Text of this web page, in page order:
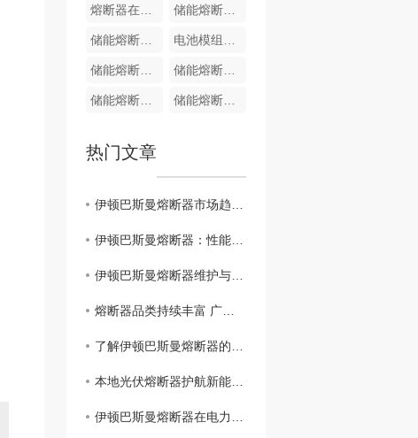
熔断器在储能系统(ESS)中的应用 储能熔断器-高电压直流 PV15MX0A21F PV15M-xxx
储能熔断器-高电压直流 FWP 系列 电池模组熔断器-低电压直流 EVH 系列
储能熔断器-高电压直流 170M17xx 系列 储能熔断器-高电压直流 170M-21xx系列
储能熔断器-高电压直流 170M18xx系列 储能熔断器-高电压直流 ESS3-x系列 AESS5-x系列
热门文章
伊顿巴斯曼熔断器市场趋势与前景展望
伊顿巴斯曼熔断器：性能分析与应用指南
伊顿巴斯曼熔断器维护与故障排除技巧分享
熔断器品类持续丰富 广泛融入各类用电场景
了解伊顿巴斯曼熔断器的分类和安装要点
本地光伏熔断器护航新能源绿色发展
伊顿巴斯曼熔断器在电力系统中的作用分析